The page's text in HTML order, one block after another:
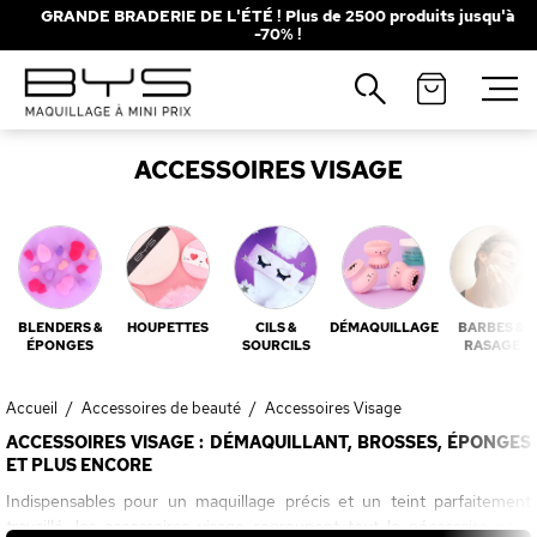
GRANDE BRADERIE DE L'ÉTÉ ! Plus de 2500 produits jusqu'à
-70% !
ACCESSOIRES VISAGE
BLENDERS &
ÉPONGES
HOUPETTES
CILS &
SOURCILS
DÉMAQUILLAGE
BARBES &
RASAGE
Accueil / Accessoires de beauté / Accessoires Visage
ACCESSOIRES VISAGE : DÉMAQUILLANT, BROSSES, ÉPONGES
ET PLUS ENCORE
Indispensables pour un maquillage précis et un teint parfaitement
travaillé, les accessoires visage regroupent tout le nécessaire pour
Fermer
Recherches populaires
Mascara
Palette
Solaire
Brumes
Blush
Rouge à Lèvres